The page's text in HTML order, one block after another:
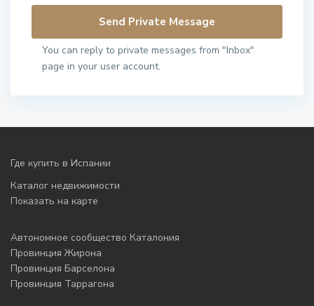
You can reply to private messages from "Inbox"
page in your user account.
Где купить в Испании
Каталог недвижимости
Показать на карте
Автономное сообщество Каталония
Провинция Жирона
Провинция Барселона
Провинция Таррагона